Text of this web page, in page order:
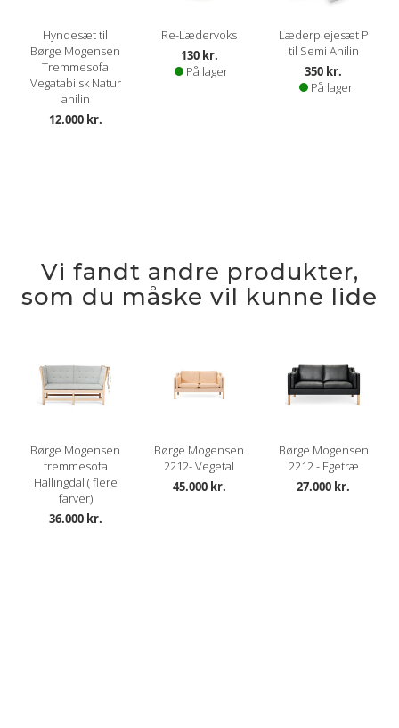
Hyndesæt til
Børge Mogensen
Tremmesofa
Vegatabilsk Natur
anilin
12.000 kr.
Re-Lædervoks
130 kr.
På lager
Læderplejesæt P
til Semi Anilin
350 kr.
På lager
Vi fandt andre produkter,
som du måske vil kunne lide
Børge Mogensen
tremmesofa
Hallingdal ( flere
farver)
36.000 kr.
Børge Mogensen
2212- Vegetal
45.000 kr.
Børge Mogensen
2212 - Egetræ
27.000 kr.